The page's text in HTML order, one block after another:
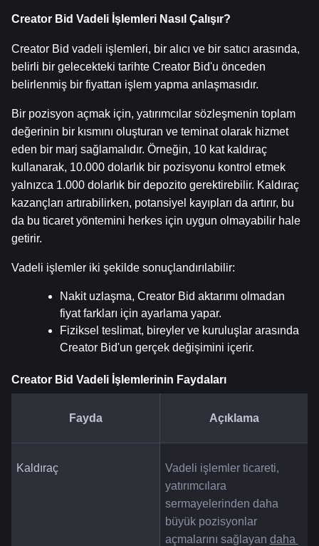
Creator Bid Vadeli İşlemleri Nasıl Çalışır?
Creator Bid vadeli işlemleri, bir alıcı ve bir satıcı arasında,
belirli bir gelecekteki tarihte Creator Bid'u önceden
belirlenmiş bir fiyattan işlem yapma anlaşmasıdır.
Bir pozisyon açmak için, yatırımcılar sözleşmenin toplam
değerinin bir kısmını oluşturan ve teminat olarak hizmet
eden bir marj sağlamalıdır. Örneğin, 10 kat kaldıraç
kullanarak, 10.000 dolarlık bir pozisyonu kontrol etmek
yalnızca 1.000 dolarlık bir depozito gerektirebilir. Kaldıraç
kazançları artırabilirken, potansiyel kayıpları da artırır, bu
da bu ticaret yöntemini herkes için uygun olmayabilir hale
getirir.
Vadeli işlemler iki şekilde sonuçlandırılabilir:
Nakit uzlaşma, Creator Bid aktarımı olmadan
fiyat farkları için ayarlama yapar.
Fiziksel teslimat, bireyler ve kuruluşlar arasında
Creator Bid'un gerçek değişimini içerir.
Creator Bid Vadeli İşlemlerinin Faydaları
Fayda Açıklama
Kaldıraç
Vadeli işlemler ticareti,
yatırımcılara
sermayelerinden daha
büyük pozisyonlar
açmalarını sağlayan daha